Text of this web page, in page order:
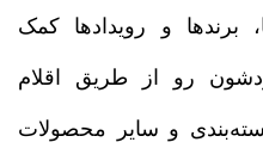
برندها و رویدادها کمک
رو از طریق اقلام
بسته‌بندی و سایر محصولات